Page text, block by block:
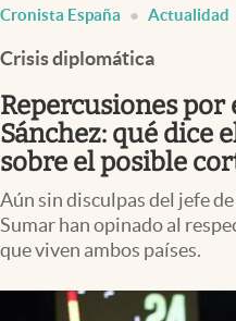
España
Cronista España Actualidad
Crisis diplomática
Repercusiones por
Sánchez: qué dice
sobre el posible
Aún sin disculpas del jefe
Sumar han opinado al
que viven ambos países.